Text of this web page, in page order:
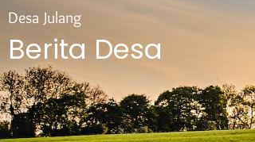
Desa Julang
Berita Desa